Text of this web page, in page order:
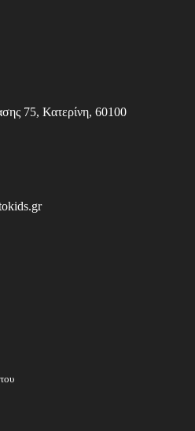
75, Κατερίνη, 60100
Opens